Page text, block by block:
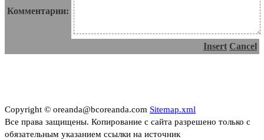
Комментарии:
Insert Cancel
Copyright © oreanda@bcoreanda.com Sitemap.xml
Все права защищены. Копирование с сайта разрешено только с
обязательным указанием ссылки на источник